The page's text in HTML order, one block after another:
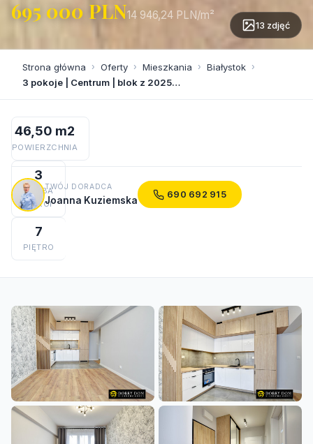
695 000 PLN14 946,24 PLN/m²
13 zdjęć
Strona główna › Oferty › Mieszkania › Białystok ›
3 pokoje | Centrum | blok z 2025…
46,50 m2
POWIERZCHNIA
3
LICZBA
POKOI
7
PIĘTRO
TWÓJ DORADCA
Joanna Kuziemska 690 692 915